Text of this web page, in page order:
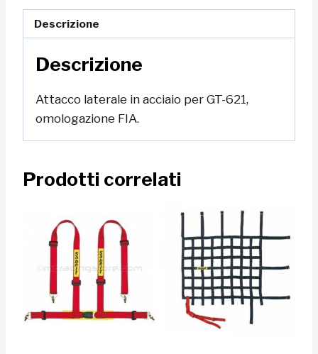
Sabelt
quantità
Descrizione
Descrizione
Attacco laterale in acciaio per GT-621,
omologazione FIA.
Prodotti correlati